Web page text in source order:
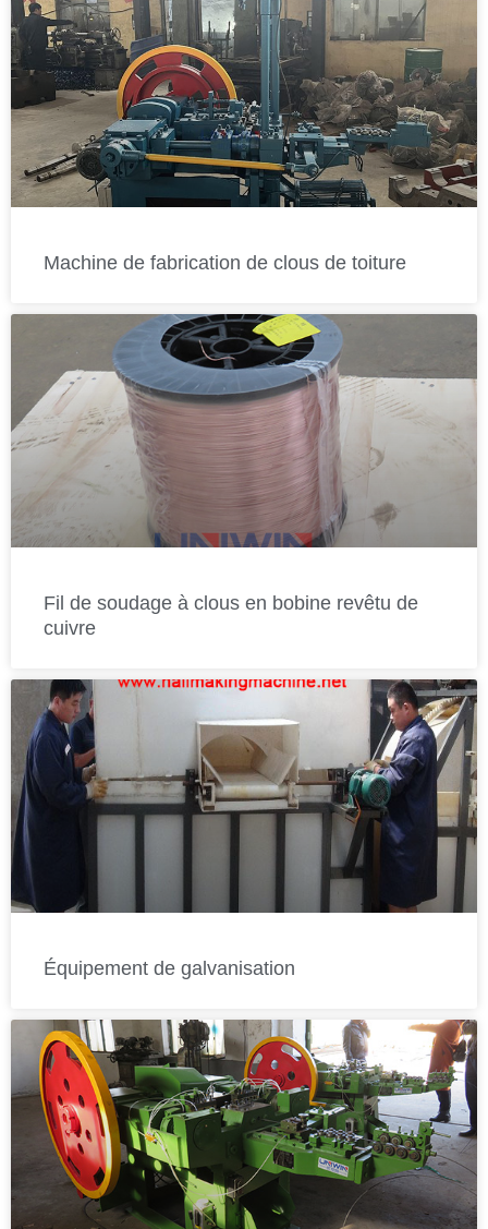
Machine de fabrication de clous de toiture
Fil de soudage à clous en bobine revêtu de
cuivre
Équipement de galvanisation